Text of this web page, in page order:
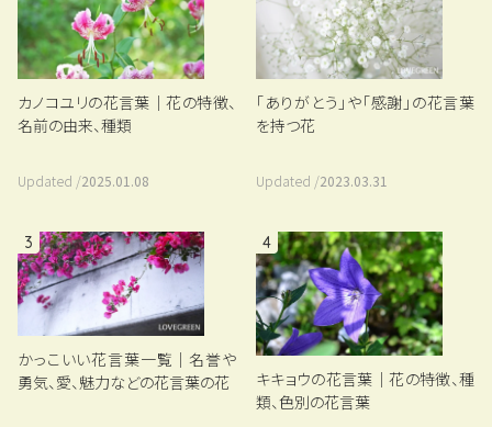
カノコユリの花言葉｜花の特徴、
名前の由来、種類
Updated /2025.01.08
「ありがとう」や「感謝」の花言葉
を持つ花
Updated /2023.03.31
3
かっこいい花言葉一覧｜名誉や
勇気、愛、魅力などの花言葉の花
4
キキョウの花言葉｜花の特徴、種
類、色別の花言葉